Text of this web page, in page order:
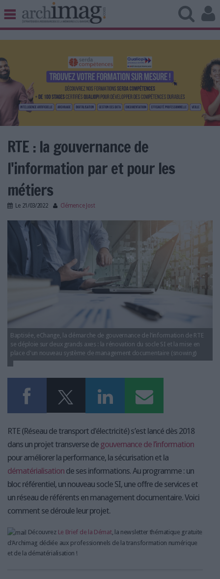
BIBLIOTHÈQUE ÉDITION
UNIVERS DATA
TRAVAIL COLLABORATIF
VIE NUMÉRIQUE
NUMÉRIQUE RESPONSABLE
LES DOSSIERS
LES NEWSLETTERS
LE MAGAZINE
LES GUIDES PRATIQUES
LES BASES DE DONNÉES
L'ESPACE EMPLOI
L'AGENDA
L'ANNUAIRE DES ACTEURS
LES LIVRES BLANCS
NOS OFFRES D'ABONNEMENTS
RTE : la gouvernance de
l'information par et pour les
métiers
Le 21/03/2022 Clémence Jost
rte-gouvernance-information-metiers.jpg
Baptisée, eChange, la démarche de gouvernance de l’information de RTE
se déploie sur deux grands axes : la rénovation du socle SI et la mise en
place d'un nouveau système de management documentaire (snowing)
RTE (Réseau de transport d'électricité) s’est lancé dès 2018
dans un projet transverse de gouvernance de l’information
pour améliorer la performance, la sécurisation et la
dématérialisation de ses informations. Au programme : un
bloc référentiel, un nouveau socle SI, une offre de services et
un réseau de référents en management documentaire. Voici
comment se déroule leur projet.
Découvrez Le Brief de la Démat, la newsletter thématique gratuite
d'Archimag dédiée aux professionnels de la transformation numérique
et de la dématérialisation !